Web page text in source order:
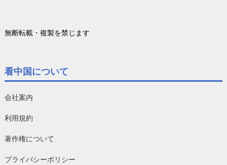
無断転載・複製を禁じます
看中国について
会社案内
利用規約
著作権について
プライバシーポリシー